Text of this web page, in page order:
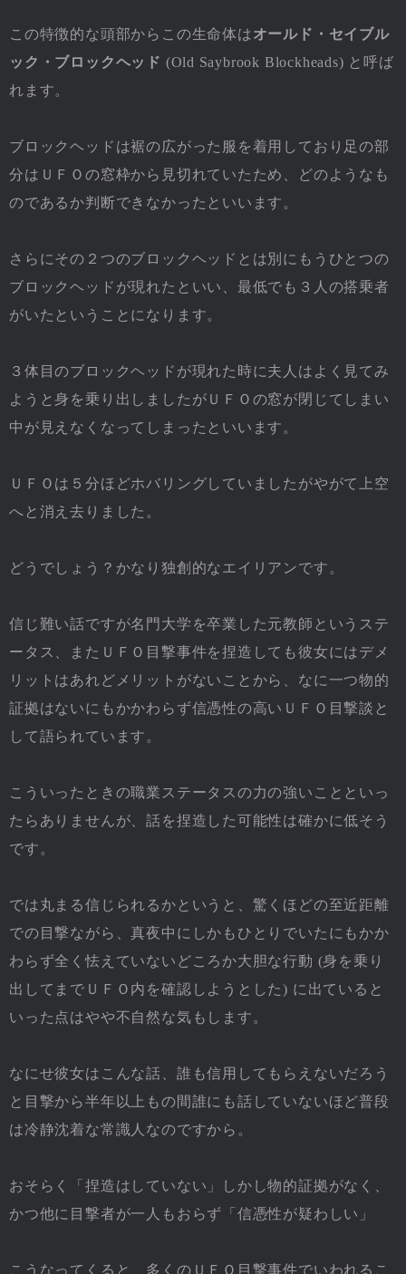
この特徴的な頭部からこの生命体はオールド・セイブル
ック・ブロックヘッド (Old Saybrook Blockheads) と呼ば
れます。
ブロックヘッドは裾の広がった服を着用しており足の部
分はＵＦＯの窓枠から見切れていたため、どのようなも
のであるか判断できなかったといいます。
さらにその２つのブロックヘッドとは別にもうひとつの
ブロックヘッドが現れたといい、最低でも３人の搭乗者
がいたということになります。
３体目のブロックヘッドが現れた時に夫人はよく見てみ
ようと身を乗り出しましたがＵＦＯの窓が閉じてしまい
中が見えなくなってしまったといいます。
ＵＦＯは５分ほどホバリングしていましたがやがて上空
へと消え去りました。
どうでしょう？かなり独創的なエイリアンです。
信じ難い話ですが名門大学を卒業した元教師というステ
ータス、またＵＦＯ目撃事件を捏造しても彼女にはデメ
リットはあれどメリットがないことから、なに一つ物的
証拠はないにもかかわらず信憑性の高いＵＦＯ目撃談と
して語られています。
こういったときの職業ステータスの力の強いことといっ
たらありませんが、話を捏造した可能性は確かに低そう
です。
では丸まる信じられるかというと、驚くほどの至近距離
での目撃ながら、真夜中にしかもひとりでいたにもかか
わらず全く怯えていないどころか大胆な行動 (身を乗り
出してまでＵＦＯ内を確認しようとした) に出ていると
いった点はやや不自然な気もします。
なにせ彼女はこんな話、誰も信用してもらえないだろう
と目撃から半年以上もの間誰にも話していないほど普段
は冷静沈着な常識人なのですから。
おそらく「捏造はしていない」しかし物的証拠がなく、
かつ他に目撃者が一人もおらず「信憑性が疑わしい」
こうなってくると、多くのＵＦＯ目撃事件でいわれるこ